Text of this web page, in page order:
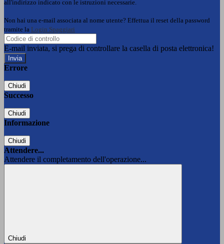
all'indirizzo indicato con le istruzioni necessarie.
Non hai una e-mail associata al nome utente? Effettua il reset della password
tramite la Login Spaggiari
E-mail inviata, si prega di controllare la casella di posta elettronica!
Errore
Chiudi
Successo
Chiudi
Informazione
Chiudi
Attendere...
Attendere il completamento dell'operazione...
Chiudi